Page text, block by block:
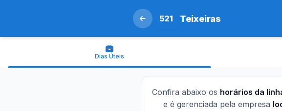
521 Teixeiras
Dias Úteis
Confira abaixo os horários da
e é gerenciada pela empresa